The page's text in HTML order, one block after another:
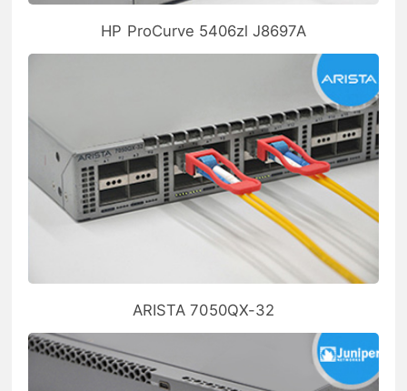
HP ProCurve 5406zl J8697A
ARISTA 7050QX-32